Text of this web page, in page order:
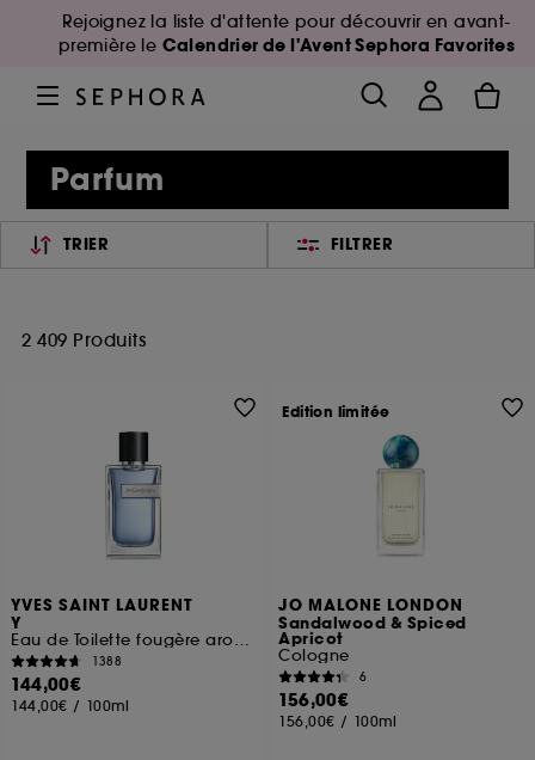
Rejoignez la liste d'attente pour découvrir en avant-
première le Calendrier de l'Avent Sephora Favorites
Parfum
TRIER FILTRER
2 409 Produits
YVES SAINT LAURENT
Y
Eau de Toilette fougère aromatique pour homme
1388
144,00€
144,00€ / 100ml
JO MALONE LONDON
Sandalwood & Spiced
Apricot
Cologne
6
156,00€
156,00€ / 100ml
Edition limitée